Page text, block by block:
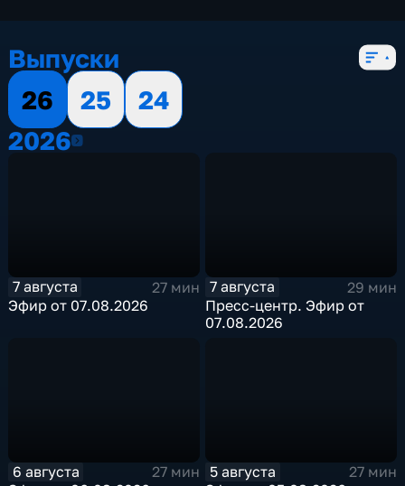
Выпуски
26
25
24
20262026
7 августа
27 мин
Эфир от 07.08.2026
7 августа
29 мин
Пресс-центр. Эфир от
07.08.2026
6 августа
27 мин
5 августа
27 мин